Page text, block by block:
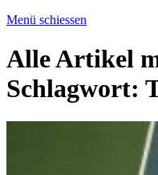
Menü schiessen
Alle Artikel
Schlagwort: